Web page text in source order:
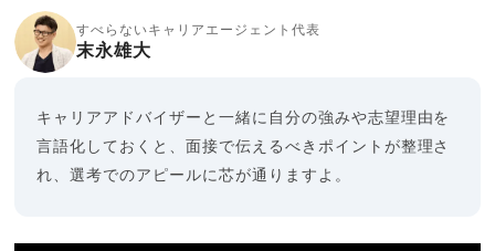
すべらないキャリアエージェント代表
末永雄大
キャリアアドバイザーと一緒に自分の強みや志望理由を
言語化しておくと、面接で伝えるべきポイントが整理さ
れ、選考でのアピールに芯が通りますよ。